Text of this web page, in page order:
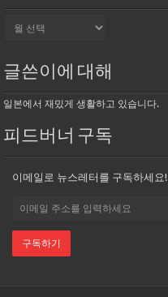
목
록
글쓴이에 대해
일본에서 재밌게 생활하고 있습니다.
피드버너 구독
이메일로 뉴스레터를 구독하세요!